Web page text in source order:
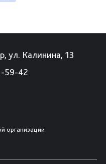
ул. Калинина, 13
59-42
организации